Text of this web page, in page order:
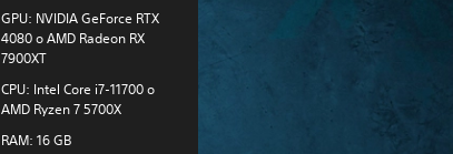
GPU: NVIDIA GeForce RTX
4080 o AMD Radeon RX
7900XT
CPU: Intel Core i7-11700 o
AMD Ryzen 7 5700X
RAM: 16 GB